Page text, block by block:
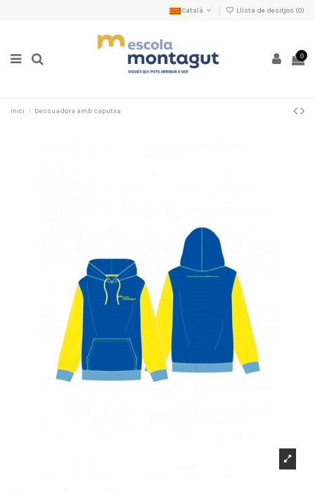
Català Llista de desitjos (0)
0
Inici Dessuadora amb caputxa